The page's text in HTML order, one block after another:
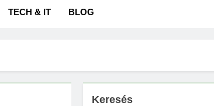
Papírtáska: több mint egyszerű csomagolás
TECH & IT BLOG
Keresés